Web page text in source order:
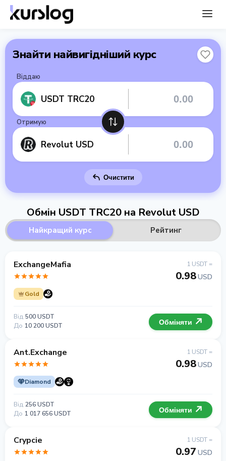
Знайти найвигідніший курс
Віддаю
USDT TRC20
Отримую
Revolut USD
Очистити
Обмін USDT TRC20 на Revolut USD
Найкращий курс Рейтинг
ExchangeMafia
Gold
1 USDT =
0.98USD
Від 500 USDT
До 10 200 USDT Обміняти
Ant.Exchange
Diamond
1 USDT =
0.98USD
Від 256 USDT
До 1 017 656 USDT Обміняти
Crypcie 1 USDT =
0.97 USD